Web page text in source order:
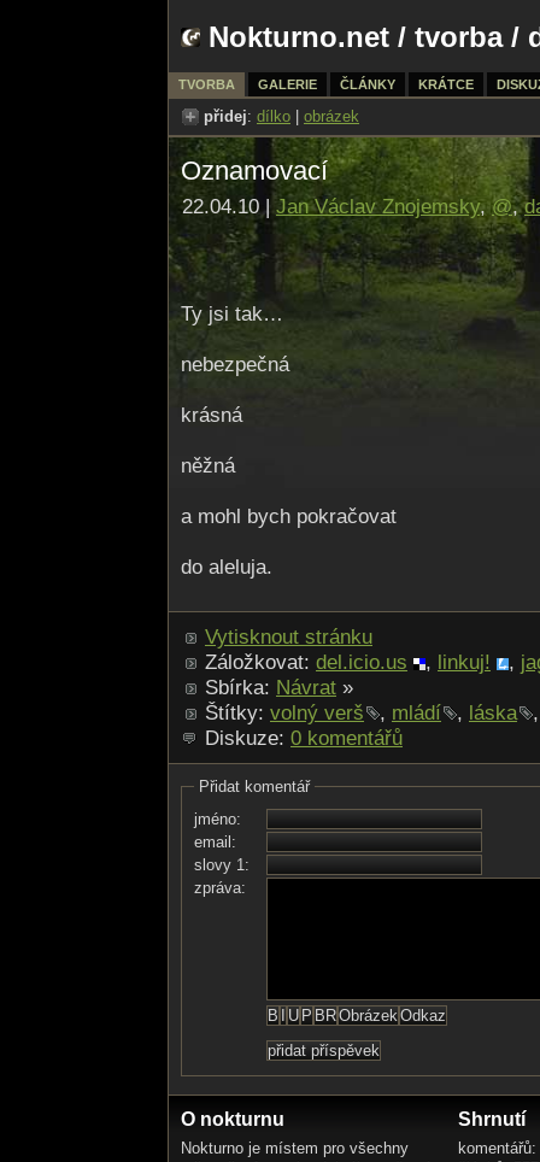
Nokturno.net / tvorba/
TVORBA GALERIE ČLÁNKY KRÁTCE
přidej: dílko obrázek
Oznamovací
22.04.10 | Jan Václav Znojemsky,@,
Ty jsi tak…
nebezpečná
krásná
něžná
a mohl bych pokračovat
do aleluja.
Vytisknout stránku
Záložkovat: del.icio.us , linkuj! ,
Sbírka: Návrat »
Štítky: volný verš , mládí , láska
,
Diskuze: 0 komentářů
Přidat komentář
jméno:
email:
slovy 1:
zpráva:
O nokturnu
Nokturno je místem pro všechny
Shrnutí